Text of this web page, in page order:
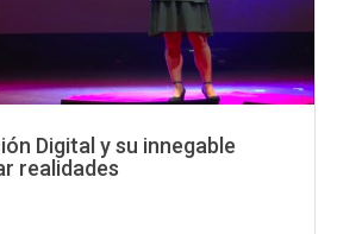
Digital y su innegable
realidades